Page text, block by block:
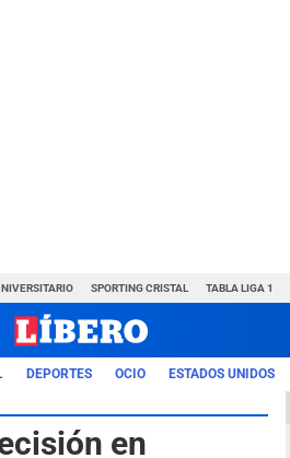
SPORTING CRISTAL TABLA LIGA 1
DEPORTES OCIO ESTADOS UNIDOS
en